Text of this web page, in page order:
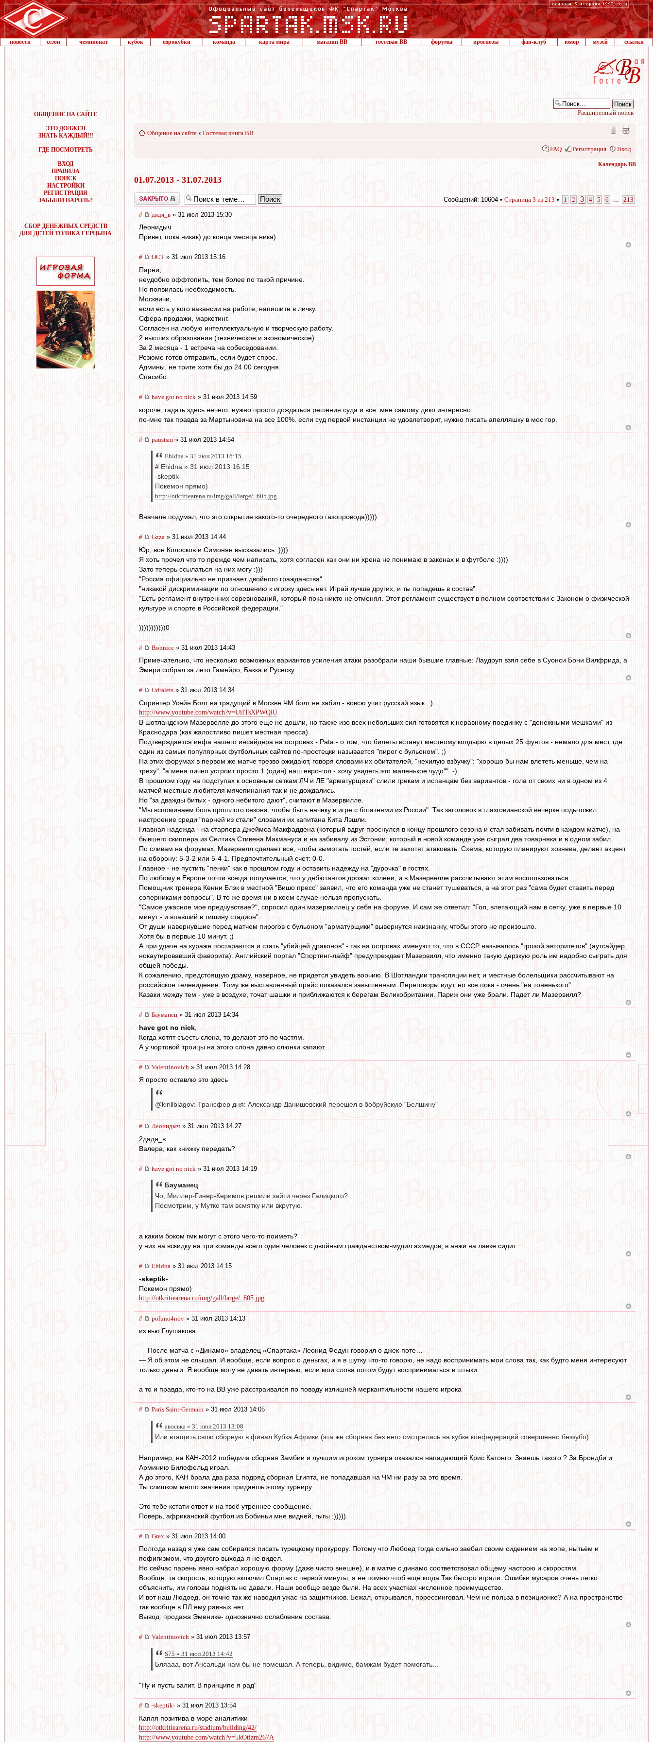
новости сезон чемпионат кубок еврокубки команда карта мира магазин ВВ гостевая ВВ форумы прогнозы фан-клуб юмор музей ссылки
ОБЩЕНИЕ НА САЙТЕ
ЭТО ДОЛЖЕН
ЗНАТЬ КАЖДЫЙ!!!
ГДЕ ПОСМОТРЕТЬ
ВХОД
ПРАВИЛА
ПОИСК
НАСТРОЙКИ
РЕГИСТРАЦИЯ
ЗАБЫЛИ ПАРОЛЬ?
СБОР ДЕНЕЖНЫХ СРЕДСТВ
ДЛЯ ДЕТЕЙ ТОЛИКА ГЕРЦЫНА
Расширенный поиск
Общение на сайте ‹ Гостевая книга ВВ
FAQ Регистрация Вход
Календарь ВВ
01.07.2013 - 31.07.2013
Закрыто Сообщений: 10604 • Страница 3 из 213 • 1 2 3 4 5 6 213
# дядя_в » 31 июл 2013 15:30
Леонидыч
Привет, пока никак) до конца месяца ника)
# ОСТ » 31 июл 2013 15:16
Парни,
неудобно оффтопить, тем более по такой причине.
Но появилась необходимость.
Москвичи,
если есть у кого вакансии на работе, напишите в личку.
Сфера-продажи, маркетинг.
Согласен на любую интеллектуальную и творческую работу.
2 высших образования (техническое и экономическое).
За 2 месяца - 1 встреча на собеседовании.
Резюме готов отправить, если будет спрос.
Админы, не трите хотя бы до 24.00 сегодня.
Спасибо.
# have got no nick » 31 июл 2013 14:59
короче, гадать здесь нечего. нужно просто дождаться решения суда и все. мне самому дико интересно.
по-мне так правда за Мартыновича на все 100%. если суд первой инстанции не удовлетворит, нужно писать апелляшку в мос гор.
# paustsm » 31 июл 2013 14:54
Ehidna » 31 июл 2013 16:15
# Ehidna » 31 июл 2013 16:15
-skeptik-
Покемон прямо)
http://otkritiearena.ru/img/gall/large/_605.jpg
Вначале подумал, что это открытие какого-то очередного газопровода)))))
# Gzza » 31 июл 2013 14:44
Юр, вон Колосков и Симонян высказались :))))
Я хоть прочел что то прежде чем написать, хотя согласен как они ни хрена не понимаю в законах и в футболе :))))
Зато теперь ссылаться на них могу :)))
"Россия официально не признает двойного гражданства"
"никакой дискриминации по отношению к игроку здесь нет. Играй лучше других, и ты попадешь в состав"
"Есть регламент внутренних соревнований, который пока никто не отменял. Этот регламент существует в полном соответствии с Законом о физической
культуре и спорте в Российской федерации."
)))))))))))0
# Bohnice » 31 июл 2013 14:43
Примечательно, что несколько возможных вариантов усиления атаки разобрали наши бывшие главные: Лаудруп взял себе в Суонси Бони Вилфрида, а
Эмери собрал за лето Гамейро, Бакка и Русеску.
# Udralets » 31 июл 2013 14:34
Спринтер Усейн Болт на грядущий в Москве ЧМ болт не забил - вовсю учит русский язык. :)
http://www.youtube.com/watch?v=UiITsXPWQlU
В шотландском Мазервелле до этого еще не дошли, но также изо всех небольших сил готовятся к неравному поединку с "денежными мешками" из
Краснодара (как жалостливо пишет местная пресса).
Подтверждается инфа нашего инсайдера на островах - Pata - о том, что билеты встанут местному колдырю в целых 25 фунтов - немало для мест, где
один из самых популярных футбольных сайтов по-простецки называется "пирог с бульоном". ;)
На этих форумах в первом же матче трезво ожидают, говоря словами их обитателей, "нехилую взбучку": "хорошо бы нам влететь меньше, чем на
треху", "а меня лично устроит просто 1 (один) наш евро-гол - хочу увидеть это маленькое чудо"". -)
В прошлом году на подступах к основным сеткам ЛЧ и ЛЕ "арматурщики" слили грекам и испанцам без вариантов - гола от своих ни в одном из 4
матчей местные любителя мячепинания так и не дождались.
Но "за дважды битых - одного небитого дают", считают в Мазервилле.
"Мы вспоминаем боль прошлого сезона, чтобы быть начеку в игре с богатеями из России". Так заголовок в глазговианской вечерке подытожил
настроение среди "парней из стали" словами их капитана Кита Лэшли.
Главная надежда - на старпера Джеймса Макфаддена (который вдруг проснулся в концу прошлого сезона и стал забивать почти в каждом матче), на
бывшего скиппера из Селтика Стивена Макмануса и на забивалу из Эстонии, который в новой команде уже сыграл два товарняка и в одном забил.
По сливам на форумах, Мазервелл сделает все, чтобы вымотать гостей, если те захотят атаковать. Схема, которую планируют хозяева, делает акцент
на оборону: 5-3-2 или 5-4-1. Предпочтительный счет: 0-0.
Главное - не пустить "пенки" как в прошлом году и оставить надежду на "дурочка" в гостях.
По любому в Европе почти всегда получается, что у дебютантов дрожат колени, и в Мазервелле рассчитывают этим воспользоваться.
Помощник тренера Кенни Блэк в местной "Вишо пресс" заявил, что его команда уже не станет тушеваться, а на этот раз "сама будет ставить перед
соперниками вопросы". В то же время ни в коем случае нельзя пропускать.
"Самое ужасное мое предчувствие?", спросил один мазервиллец у себя на форуме. И сам же ответил: "Гол, влетающий нам в сетку, уже в первые 10
минут - и впавший в тишину стадион".
От души навернувшие перед матчем пирогов с бульоном "арматурщики" вывернутся наизнанку, чтобы этого не произошло.
Хотя бы в первые 10 минут. ;)
А при удаче на кураже постараются и стать "убийцей драконов" - так на островах именуют то, что в СССР называлось "грозой авторитетов" (аутсайдер,
нокаутировавший фаворита). Английский портал "Спортинг-лайф" предупреждает Мазервилл, что именно такую дерзкую роль им надобно сыграть для
общей победы.
К сожалению, предстоящую драму, наверное, не придется увидеть воочию. В Шотландии трансляции нет, и местные болельщики рассчитывают на
российское телевидение. Тому же выставленный прайс показался завышенным. Переговоры идут, но все пока - очень "на тоненького".
Казаки между тем - уже в воздухе, точат шашки и приближаются к берегам Великобритании. Париж они уже брали. Падет ли Мазервилл?
# Бауманец » 31 июл 2013 14:34
have got no nick
Когда хотят съесть слона, то делают это по частям.
А у чортовой троицы на этого слона давно слюнки капают.
# Valentinovich » 31 июл 2013 14:28
Я просто оставлю это здесь
@kirillblagov: Трансфер дня: Александр Данишевский перешел в бобруйскую "Белшину"
# Леонидыч » 31 июл 2013 14:27
2дядя_в
Валера, как книжку передать?
# have got no nick » 31 июл 2013 14:19
Бауманец
Чо, Миллер-Гинер-Керимов решили зайти через Галицкого?
Посмотрим, у Мутко там всмятку или вкрутую.
а каким боком гмк могут с этого чего-то поиметь?
у них на вскидку на три команды всего один человек с двойным гражданством-мудил ахмедов, в анжи на лавке сидит.
# Ehidna » 31 июл 2013 14:15
-skeptik-
Покемон прямо)
http://otkritiearena.ru/img/gall/large/_605.jpg
# poluno4nov » 31 июл 2013 14:13
из вью Глушакова
— После матча с «Динамо» владелец «Спартака» Леонид Федун говорил о джек-поте…
— Я об этом не слышал. И вообще, если вопрос о деньгах, и я в шутку что-то говорю, не надо воспринимать мои слова так, как будто меня интересуют
только деньги. Я вообще могу не давать интервью, если мои слова потом будут восприниматься в штыки.
а то и правда, кто-то на ВВ уже расстраивался по поводу излишней меркантильности нашего игрока
# Paris Saint-Germain » 31 июл 2013 14:05
авоська » 31 июл 2013 13:08
Или втащить свою сборную в финал Кубка Африки.(эта же сборная без него смотрелась на кубке конфедераций совершенно беззубо).
Например, на КАН-2012 победила сборная Замбии и лучшим игроком турнира оказался нападающий Крис Катонго. Знаешь такого ? За Брондби и
Арминию Билефельд играл.
А до этого, КАН брала два раза подряд сборная Египта, не попадавшая на ЧМ ни разу за это время.
Ты слишком много значения придаёшь этому турниру.
Это тебе кстати ответ и на твоё утреннее сообщение.
Поверь, африканский футбол из Бобиньи мне видней, гыгы :))))).
# Grex » 31 июл 2013 14:00
Полгода назад я уже сам собирался писать турецкому прокурору. Потому что Любоед тогда сильно заебал своим сидением на жопе, нытьём и
пофигизмом, что другого выхода я не видел.
Но сейчас парень явно набрал хорошую форму (даже чисто внешне), и в матче с динамо соответствовал общему настрою и скоростям.
Вообще, та скорость, которую включил Спартак с первой минуты, я не помню чтоб ещё когда Так быстро играли. Ошибки мусаров очень легко
объяснить, им головы поднять не давали. Наши вообще везде были. На всех участках численное преимущество.
И вот наш Людоед, он точно так же наводил ужас на защитников. Бежал, открывался, пррессинговал. Чем не польза в позиционке? А на пространстве
так вообще в ПЛ ему равных нет.
Вывод: продажа Эменике- однозначно ослабление состава.
# Valentinovich » 31 июл 2013 13:57
S75 » 31 июл 2013 14:42
Бляааа, вот Ансальди нам бы не помешал. А теперь, видимо, бамжам будет помогать...
"Ну и пусть валит. В принципе я рад"
# -skeptik- » 31 июл 2013 13:54
Капля позитива в море аналитики
http://otkritiearena.ru/stadium/building/42/
http://www.youtube.com/watch?v=5kOtizm267A